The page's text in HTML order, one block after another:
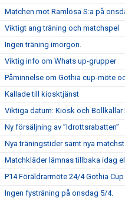
Matchen mot Ramlösa S:a på
Viktigt ang träning och matchspel
Ingen träning imorgon.
Viktig info om Whats up-grupper
Påminnelse om Gothia cup-möte
Kallade till kiosktjänst
Viktiga datum: Kiosk och Bollkallar
Ny försäljning av ”Idrottsrabatten”
Nya träningstider samt nya
Matchkläder lämnas tillbaka idag
P14 Föräldrarmöte 24/4 Gothia Cup
Ingen fysträning på onsdag 5/4.